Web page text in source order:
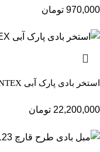
970,000 تومان
استخر بادی پارک آبی INTEX
22,200,000 تومان